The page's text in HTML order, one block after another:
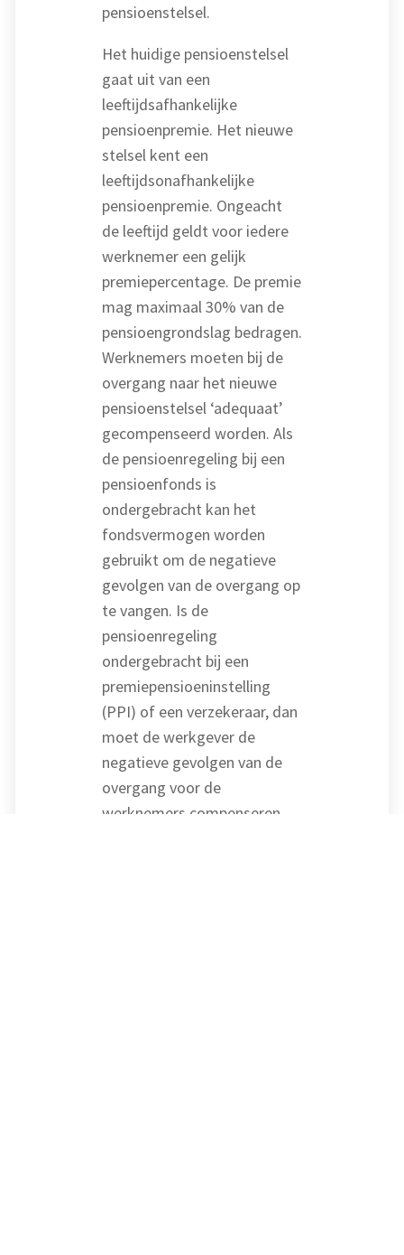
pensioenstelsel.
Het huidige pensioenstelsel
gaat uit van een
leeftijdsafhankelijke
pensioenpremie. Het nieuwe
stelsel kent een
leeftijdsonafhankelijke
pensioenpremie. Ongeacht
de leeftijd geldt voor iedere
werknemer een gelijk
premiepercentage. De premie
mag maximaal 30% van de
pensioengrondslag bedragen.
Werknemers moeten bij de
overgang naar het nieuwe
pensioenstelsel ‘adequaat’
gecompenseerd worden. Als
de pensioenregeling bij een
pensioenfonds is
ondergebracht kan het
fondsvermogen worden
gebruikt om de negatieve
gevolgen van de overgang op
te vangen. Is de
pensioenregeling
ondergebracht bij een
premiepensioeninstelling
(PPI) of een verzekeraar, dan
moet de werkgever de
negatieve gevolgen van de
overgang voor de
werknemers compenseren.